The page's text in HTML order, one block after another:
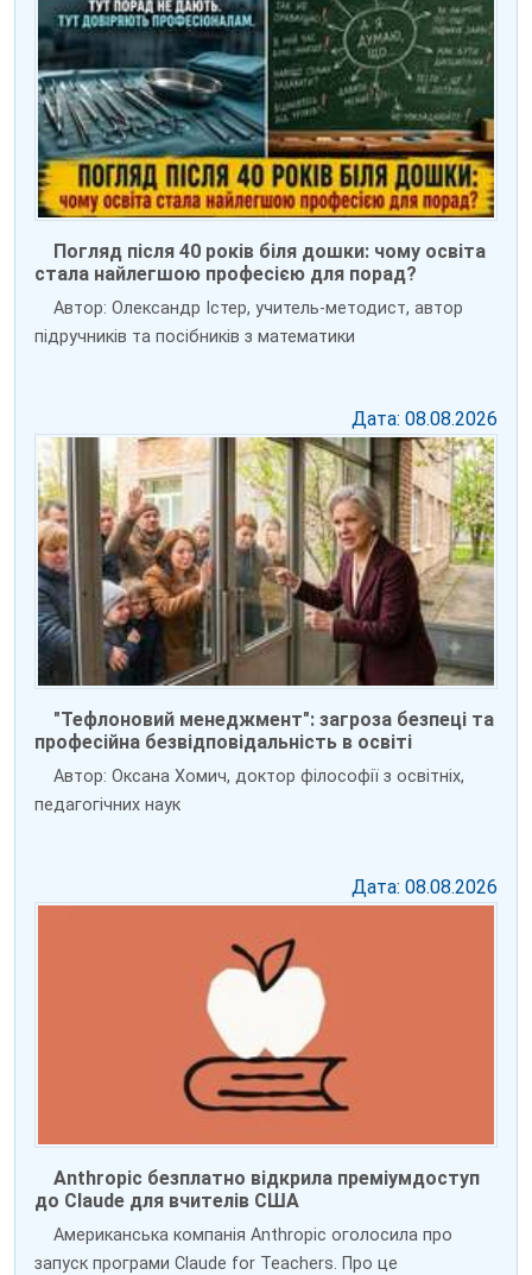
Погляд після 40 років біля дошки: чому освіта
стала найлегшою професією для порад?
Автор: Олександр Істер, учитель-методист, автор
підручників та посібників з математики
Дата: 08.08.2026
"Тефлоновий менеджмент": загроза безпеці та
професійна безвідповідальність в освіті
Автор: Оксана Хомич, доктор філософії з освітніх,
педагогічних наук
Дата: 08.08.2026
Anthropic безплатно відкрила преміумдоступ
до Claude для вчителів США
Американська компанія Anthropic оголосила про
запуск програми Claude for Teachers. Про це